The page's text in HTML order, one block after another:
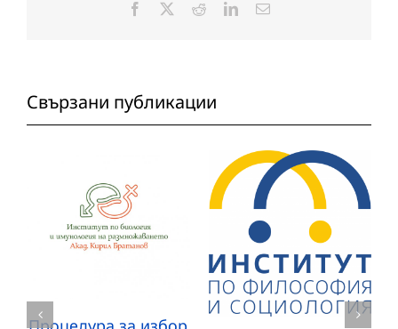
Facebook RedditLinkedInЕлектронна
Свързани публикации